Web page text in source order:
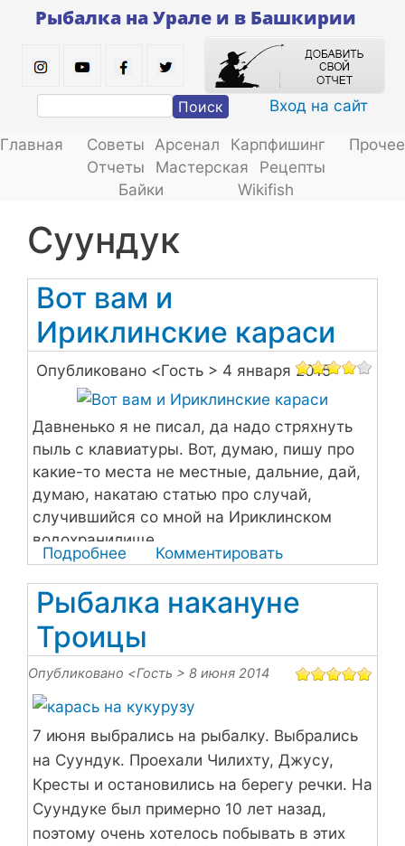
Перейти
основному
содержанию
Рыбалка на Урале и в Башкирии
Поиск Вход на сайт
Главная Советы Арсенал
Карпфишинг
Отчеты
Мастерская
Рецепты
Байки
Wikifish
Прочее
Суундук
Вот вам и
Ириклинские караси
Опубликовано <Гость > 4 января 2015
Давненько я не писал, да надо стряхнуть
пыль с клавиатуры. Вот, думаю, пишу про
какие-то места не местные, дальние, дай,
думаю, накатаю статью про случай,
случившийся со мной на Ириклинском
водохранилище...
Подробнее
вам
Ириклинские
караси
Комментировать
Рыбалка накануне
Троицы
Опубликовано <Гость > 8 июня 2014
7 июня выбрались на рыбалку. Выбрались
на Суундук. Проехали Чилихту, Джусу,
Кресты и остановились на берегу речки. На
Суундуке был примерно 10 лет назад,
поэтому очень хотелось побывать в этих